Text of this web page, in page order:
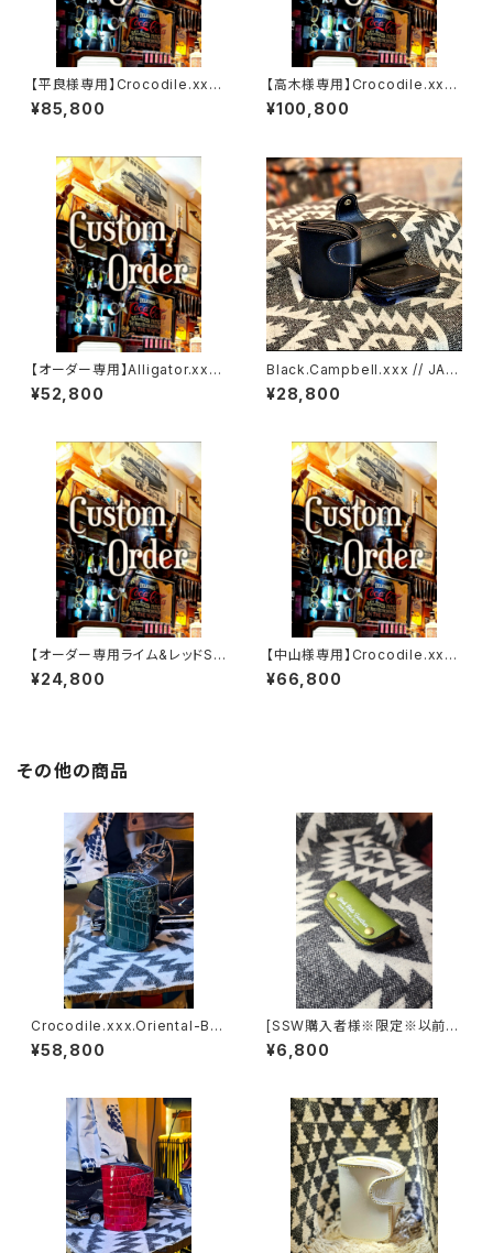
【平良様専用】Crocodile.xxx.
ORIENTAL-BLUE.Edition// J
ACK.RIDE.MSW
¥85,800
【高木様専用】Crocodile.xx
x."HIMARAYA".Edition// JAC
K.RIDE.SSW
¥100,800
【オーダー専用】Alligator.xxx.
Peacock,Blue.Edition// JA
CK.RIDE.SSW
¥52,800
Black.Campbell.xxx // JAC
K.RIDE.SSW
¥28,800
【オーダー専用ライム&レッドSS
W
¥24,800
【中山様専用】Crocodile.xxx.
Edition// JACK.RIDE.SSW
¥66,800
その他の商品
Crocodile.xxx.Oriental-Blu
e.Edition// JACK.RIDE.SSW
¥58,800
[SSW購入者様※限定※以前購
入の方も！カラー自由]◆MOO
N.MARKⅢ./ Coin Case.
¥6,800